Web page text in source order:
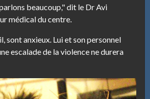
beaucoup," dit le Dr Avi
médical du centre.
sont anxieux. Lui et son personnel
escalade de la violence ne durera